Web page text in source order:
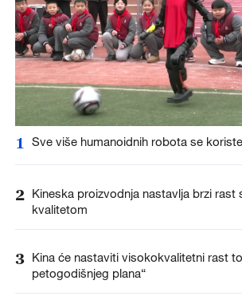
1 Sve više humanoidnih robota se
2 Kineska proizvodnja nastavlja brzi rast
kvalitetom
3 Kina će nastaviti visokokvalitetni rast
petogodišnjeg plana“